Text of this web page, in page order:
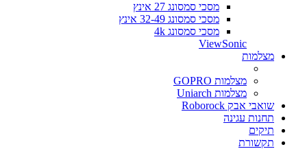
מסכי סמסונג 27 אינץ
מסכי סמסונג 32-49 אינץ
מסכי סמסונג 4k
ViewSonic
מצלמות
מצלמות GOPRO
מצלמות Uniarch
שואבי אבק Roborock
תחנות עגינה
תיקים
תקשורת